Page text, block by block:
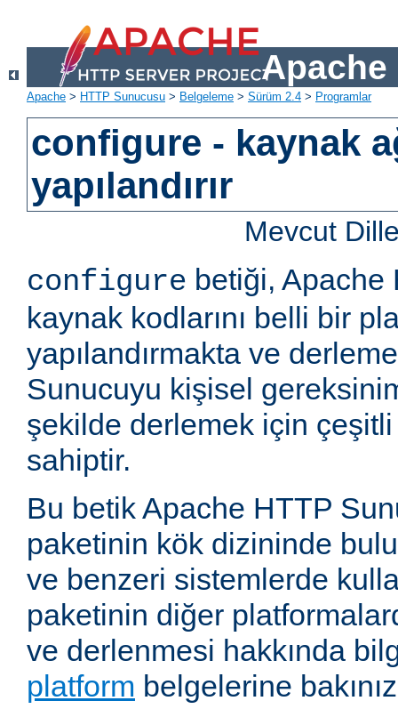
Apache
Apache > HTTP Sunucusu > Belgeleme > Sürüm 2.4 > Programlar
configure - kaynak
yapılandırır
Mevcut
configure betiği, Apache
kaynak kodlarını belli bir
yapılandırmakta ve
Sunucuyu kişisel
şekilde derlemek için
sahiptir.
Bu betik Apache HTTP
paketinin kök dizininde
ve benzeri sistemlerde
paketinin diğer
ve derlenmesi hakkında
platform belgelerine